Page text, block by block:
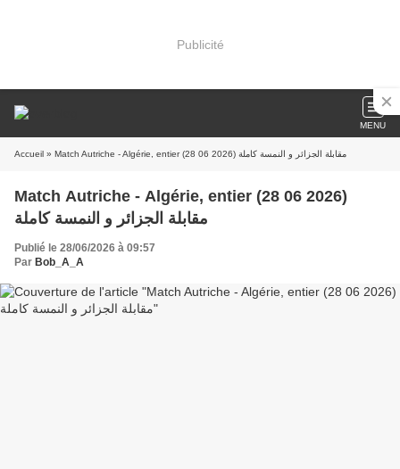
Publicité
MENU
Accueil » Match Autriche - Algérie, entier (28 06 2026) مقابلة الجزائر و النمسة كاملة
Match Autriche - Algérie, entier (28 06 2026)
مقابلة الجزائر و النمسة كاملة
Publié le 28/06/2026 à 09:57
Par Bob_A_A